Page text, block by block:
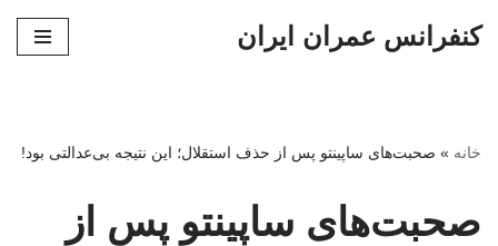
کنفرانس عمران ایران
خانه » صحبت‌های ساپینتو پس از حذف استقلال؛ این نتیجه بی‌عدالتی بود!
صحبت‌های ساپینتو پس از